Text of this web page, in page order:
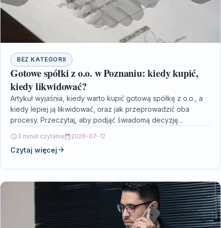
BEZ KATEGORII
Gotowe spółki z o.o. w Poznaniu: kiedy kupić,
kiedy likwidować?
Artykuł wyjaśnia, kiedy warto kupić gotową spółkę z o.o., a
kiedy lepiej ją likwidować, oraz jak przeprowadzić oba
procesy. Przeczytaj, aby podjąć świadomą decyzję…
3 minut czytania 2026-07-12
Czytaj więcej